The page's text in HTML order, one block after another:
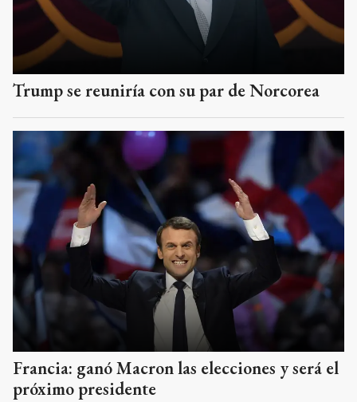
Trump se reuniría con su par de Norcorea
Francia: ganó Macron las elecciones y será el
próximo presidente